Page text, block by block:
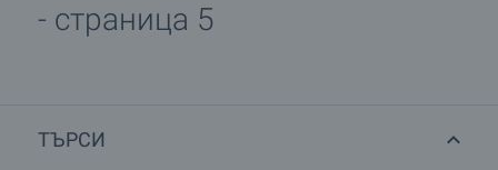
- страница 5
ТЪРСИ